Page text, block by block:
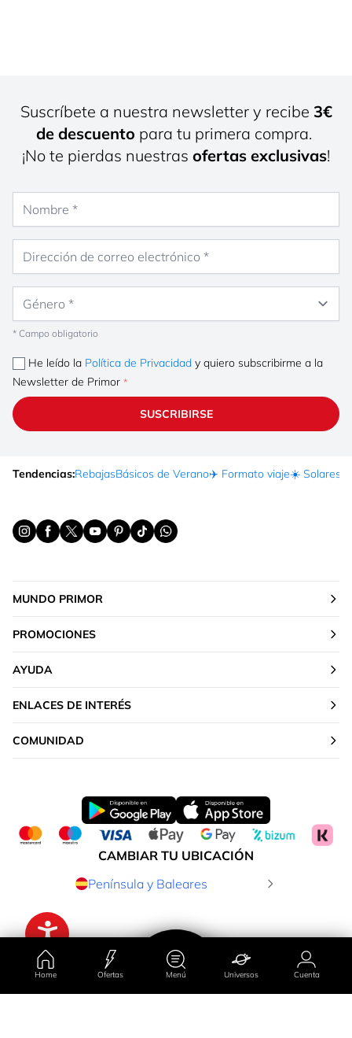
Home Ofertas Menú Universos Cuenta
Suscríbete a nuestra newsletter y recibe 3€
de descuento para tu primera compra.
¡No te pierdas nuestras ofertas exclusivas!
* Campo obligatorio
He leído la Política de Privacidad y quiero subscribirme a la
Newsletter de Primor
SUSCRIBIRSE
Tendencias:RebajasBásicos de Verano✈️ Formato viaje☀️ Solares
MUNDO PRIMOR
PROMOCIONES
AYUDA
ENLACES DE INTERÉS
COMUNIDAD
CAMBIAR TU UBICACIÓN
Península y Baleares